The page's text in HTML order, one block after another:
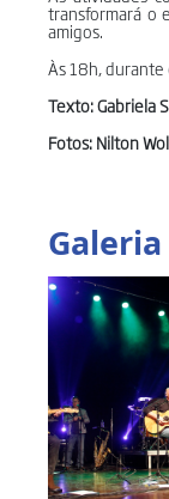
transformará o
amigos.
Às 18h, durante
Texto: Gabriela
Fotos: Nilton
Galeria